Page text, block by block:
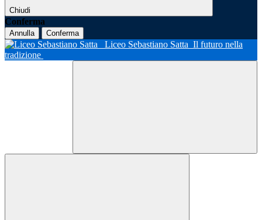
Chiudi
Conferma
Annulla Conferma
Liceo Sebastiano Satta Il futuro nella
tradizione